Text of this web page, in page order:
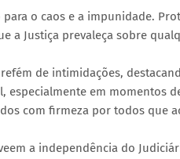
o caos e a impunidade.
a Justiça prevaleça sobre
de intimidações,
em momentos
com firmeza por todos que
a independência do